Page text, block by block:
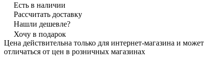
Есть в наличии
Рассчитать доставку
Нашли дешевле?
Хочу в подарок
Цена действительна только для интернет-магазина и может
отличаться от цен в розничных магазинах